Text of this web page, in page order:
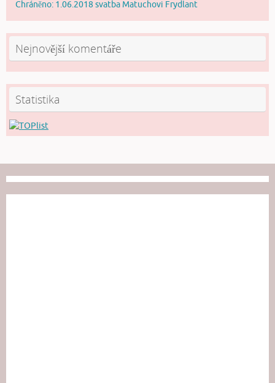
Chráněno: 1.06.2018 svatba Matuchovi Frydlant
Nejnovější komentáře
Statistika